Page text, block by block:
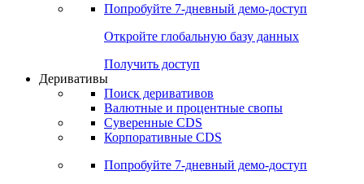
Попробуйте 7-дневный демо-доступ
Откройте глобальную базу данных
Получить доступ
Деривативы
Поиск деривативов
Валютные и процентные свопы
Суверенные CDS
Корпоративные CDS
Попробуйте 7-дневный демо-доступ